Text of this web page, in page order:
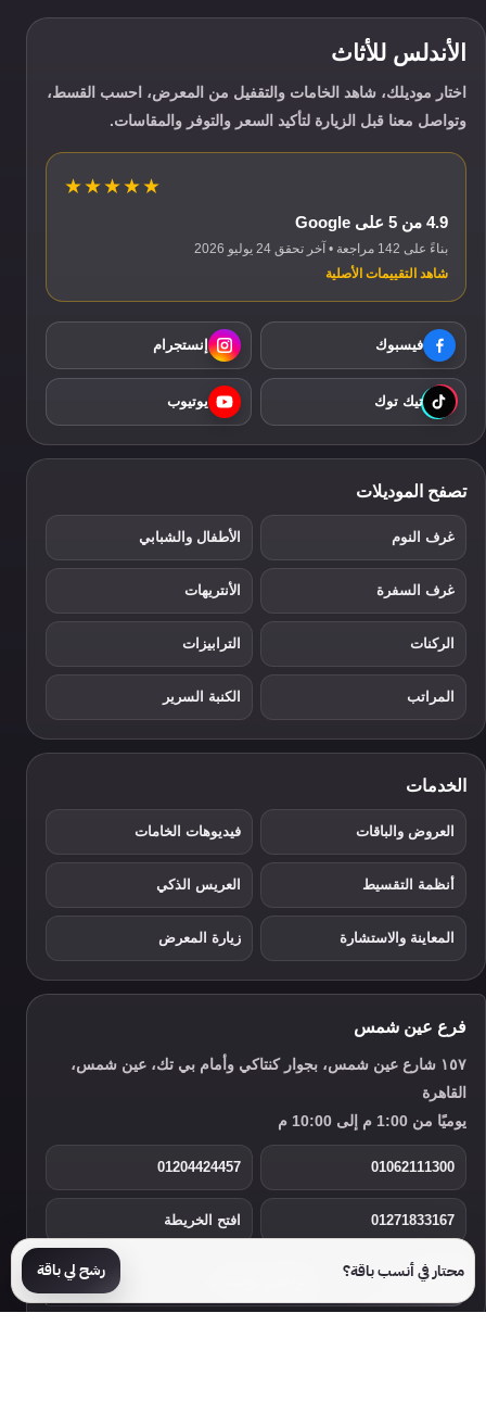
محتار في أنسب باقة؟ رشح لي باقة
الأندلس للأثاث
اختار موديلك، شاهد الخامات والتقفيل من المعرض، احسب القسط،
وتواصل معنا قبل الزيارة لتأكيد السعر والتوفر والمقاسات.
★★★★★
4.9 من 5 على Google
بناءً على 142 مراجعة • آخر تحقق 24 يوليو 2026
شاهد التقييمات الأصلية
فيسبوك إنستجرام
تيك توك يوتيوب
تصفح الموديلات
غرف النوم الأطفال والشبابي
غرف السفرة الأنتريهات
الركنات الترابيزات
المراتب الكنبة السرير
الخدمات
العروض والباقات فيديوهات الخامات
أنظمة التقسيط العريس الذكي
المعاينة والاستشارة زيارة المعرض
فرع عين شمس
١٥٧ شارع عين شمس، بجوار كنتاكي وأمام بي تك، عين شمس،
القاهرة
يوميًا من 1:00 م إلى 10:00 م
01062111300
01204424457
01271833167 افتح الخريطة